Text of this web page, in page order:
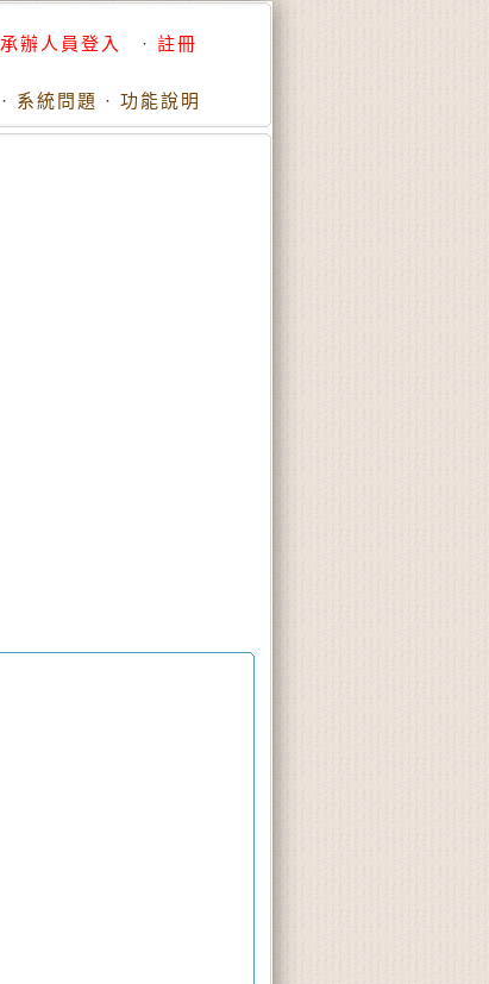
承辦人員登入 · 註冊
· 系統問題 · 功能說明